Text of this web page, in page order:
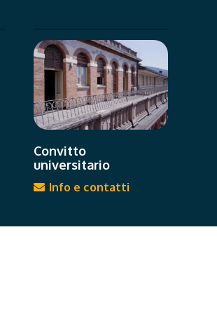
Convitto
universitario
Info e contatti